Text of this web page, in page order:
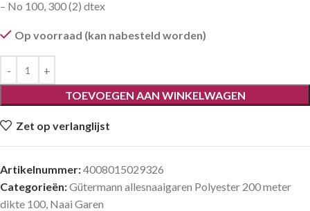
– No 100, 300 (2) dtex
Op voorraad (kan nabesteld worden)
TOEVOEGEN AAN WINKELWAGEN
Zet op verlanglijst
Artikelnummer:4008015029326
Categorieën:Gütermann allesnaaigaren Polyester 200 meter
dikte 100, Naai Garen